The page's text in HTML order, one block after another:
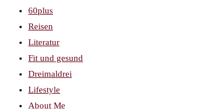
60plus
Reisen
Literatur
Fit und gesund
Dreimaldrei
Lifestyle
About Me